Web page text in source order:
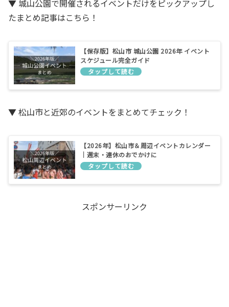
▼ 城山公園で開催されるイベントだけをピックアップし
たまとめ記事はこちら！
【保存版】松山市 城山公園 2026年 イベント
スケジュール完全ガイド
▼ 松山市と近郊のイベントをまとめてチェック！
【2026年】松山市＆周辺イベントカレンダー
｜週末・連休のおでかけに
スポンサーリンク